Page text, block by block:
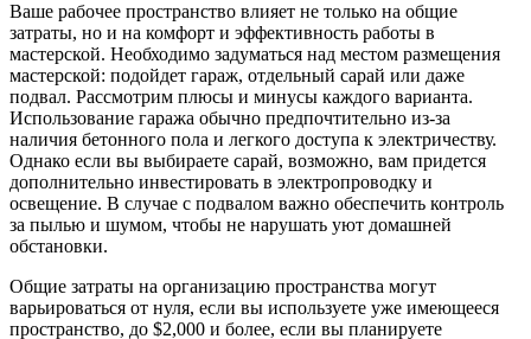
Ваше рабочее пространство влияет не только на общие
затраты, но и на комфорт и эффективность работы в
мастерской. Необходимо задуматься над местом размещения
мастерской: подойдет гараж, отдельный сарай или даже
подвал. Рассмотрим плюсы и минусы каждого варианта.
Использование гаража обычно предпочтительно из-за
наличия бетонного пола и легкого доступа к электричеству.
Однако если вы выбираете сарай, возможно, вам придется
дополнительно инвестировать в электропроводку и
освещение. В случае с подвалом важно обеспечить контроль
за пылью и шумом, чтобы не нарушать уют домашней
обстановки.
Общие затраты на организацию пространства могут
варьироваться от нуля, если вы используете уже имеющееся
пространство, до $2,000 и более, если вы планируете